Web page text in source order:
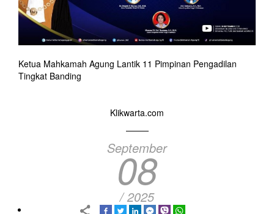
Ketua Mahkamah Agung Lantik 11 Pimpinan Pengadilan
Tingkat Banding
Klikwarta.com
September
08
/ 2025